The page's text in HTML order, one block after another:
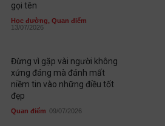
gọi tên
Học đường, Quan điểm
13/07/2026
Đừng vì gặp vài người không
xứng đáng mà đánh mất
niềm tin vào những điều tốt
đẹp
Quan điểm 09/07/2026